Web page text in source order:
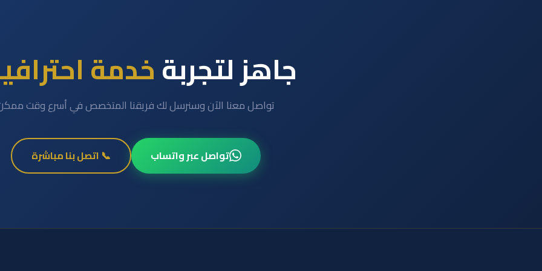
جاهز لتجربةخدمة
تواصل معنا الآن وسنرسل لك فريقنا المتخصص في أسرع وقت
تواصل عبر واتساب 📞 اتصل بنا مباشرة